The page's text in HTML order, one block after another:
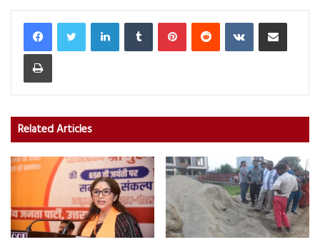
LinkedInTumblr PinterestReddit VKontakteShare via Email
Print
Related Articles